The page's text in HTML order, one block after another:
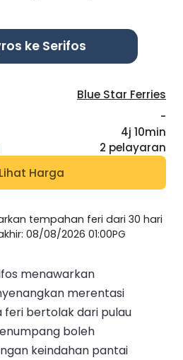
ke Serifos
Blue Star Ferries
-
4j 10min
2 pelayaran
Harga
tempahan feri dari 30 hari
08/08/2026 01:00PG
menawarkan
merentasi
feri bertolak dari pulau
boleh
keindahan pantai